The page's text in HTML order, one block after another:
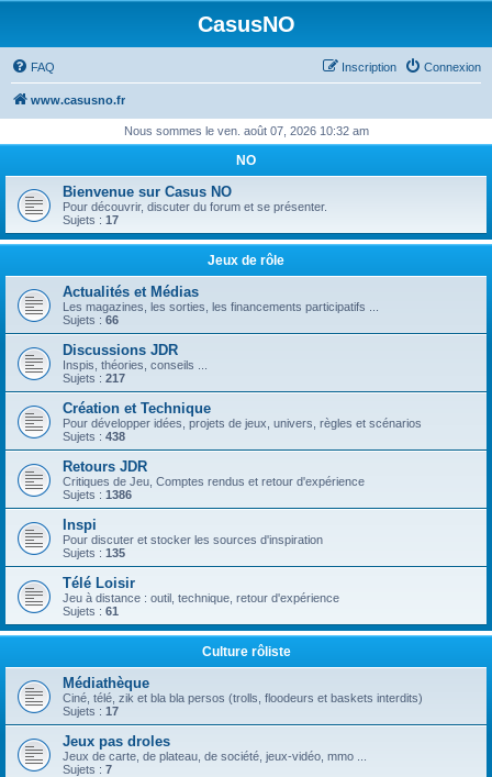
CasusNO
FAQ Connexion
Inscription
www.casusno.fr
Nous sommes le ven. août 07, 2026 10:32 am
NO
Bienvenue sur Casus NO
Pour découvrir, discuter du forum et se présenter.
Sujets : 17
Jeux de rôle
Actualités et Médias
Les magazines, les sorties, les financements participatifs ...
Sujets : 66
Discussions JDR
Inspis, théories, conseils ...
Sujets : 217
Création et Technique
Pour développer idées, projets de jeux, univers, règles et scénarios
Sujets : 438
Retours JDR
Critiques de Jeu, Comptes rendus et retour d'expérience
Sujets : 1386
Inspi
Pour discuter et stocker les sources d'inspiration
Sujets : 135
Télé Loisir
Jeu à distance : outil, technique, retour d'expérience
Sujets : 61
Culture rôliste
Médiathèque
Ciné, télé, zik et bla bla persos (trolls, floodeurs et baskets interdits)
Sujets : 17
Jeux pas droles
Jeux de carte, de plateau, de société, jeux-vidéo, mmo ...
Sujets : 7